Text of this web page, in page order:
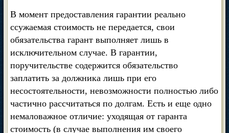
В момент предоставления гарантии реально
ссужаемая стоимость не передается, свои
обязательства гарант выполняет лишь в
исключительном случае. В гарантии,
поручительстве содержится обязательство
заплатить за должника лишь при его
несостоятельности, невозможности полностью либо
частично рассчитаться по долгам. Есть и еще одно
немаловажное отличие: уходящая от гаранта
стоимость (в случае выполнения им своего